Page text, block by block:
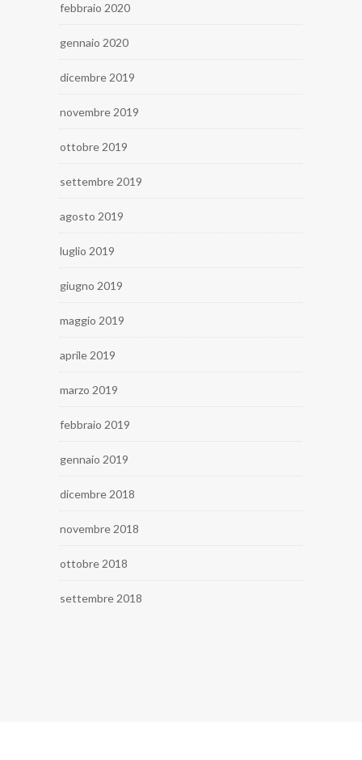
febbraio 2020
gennaio 2020
dicembre 2019
novembre 2019
ottobre 2019
settembre 2019
agosto 2019
luglio 2019
giugno 2019
maggio 2019
aprile 2019
marzo 2019
febbraio 2019
gennaio 2019
dicembre 2018
novembre 2018
ottobre 2018
settembre 2018